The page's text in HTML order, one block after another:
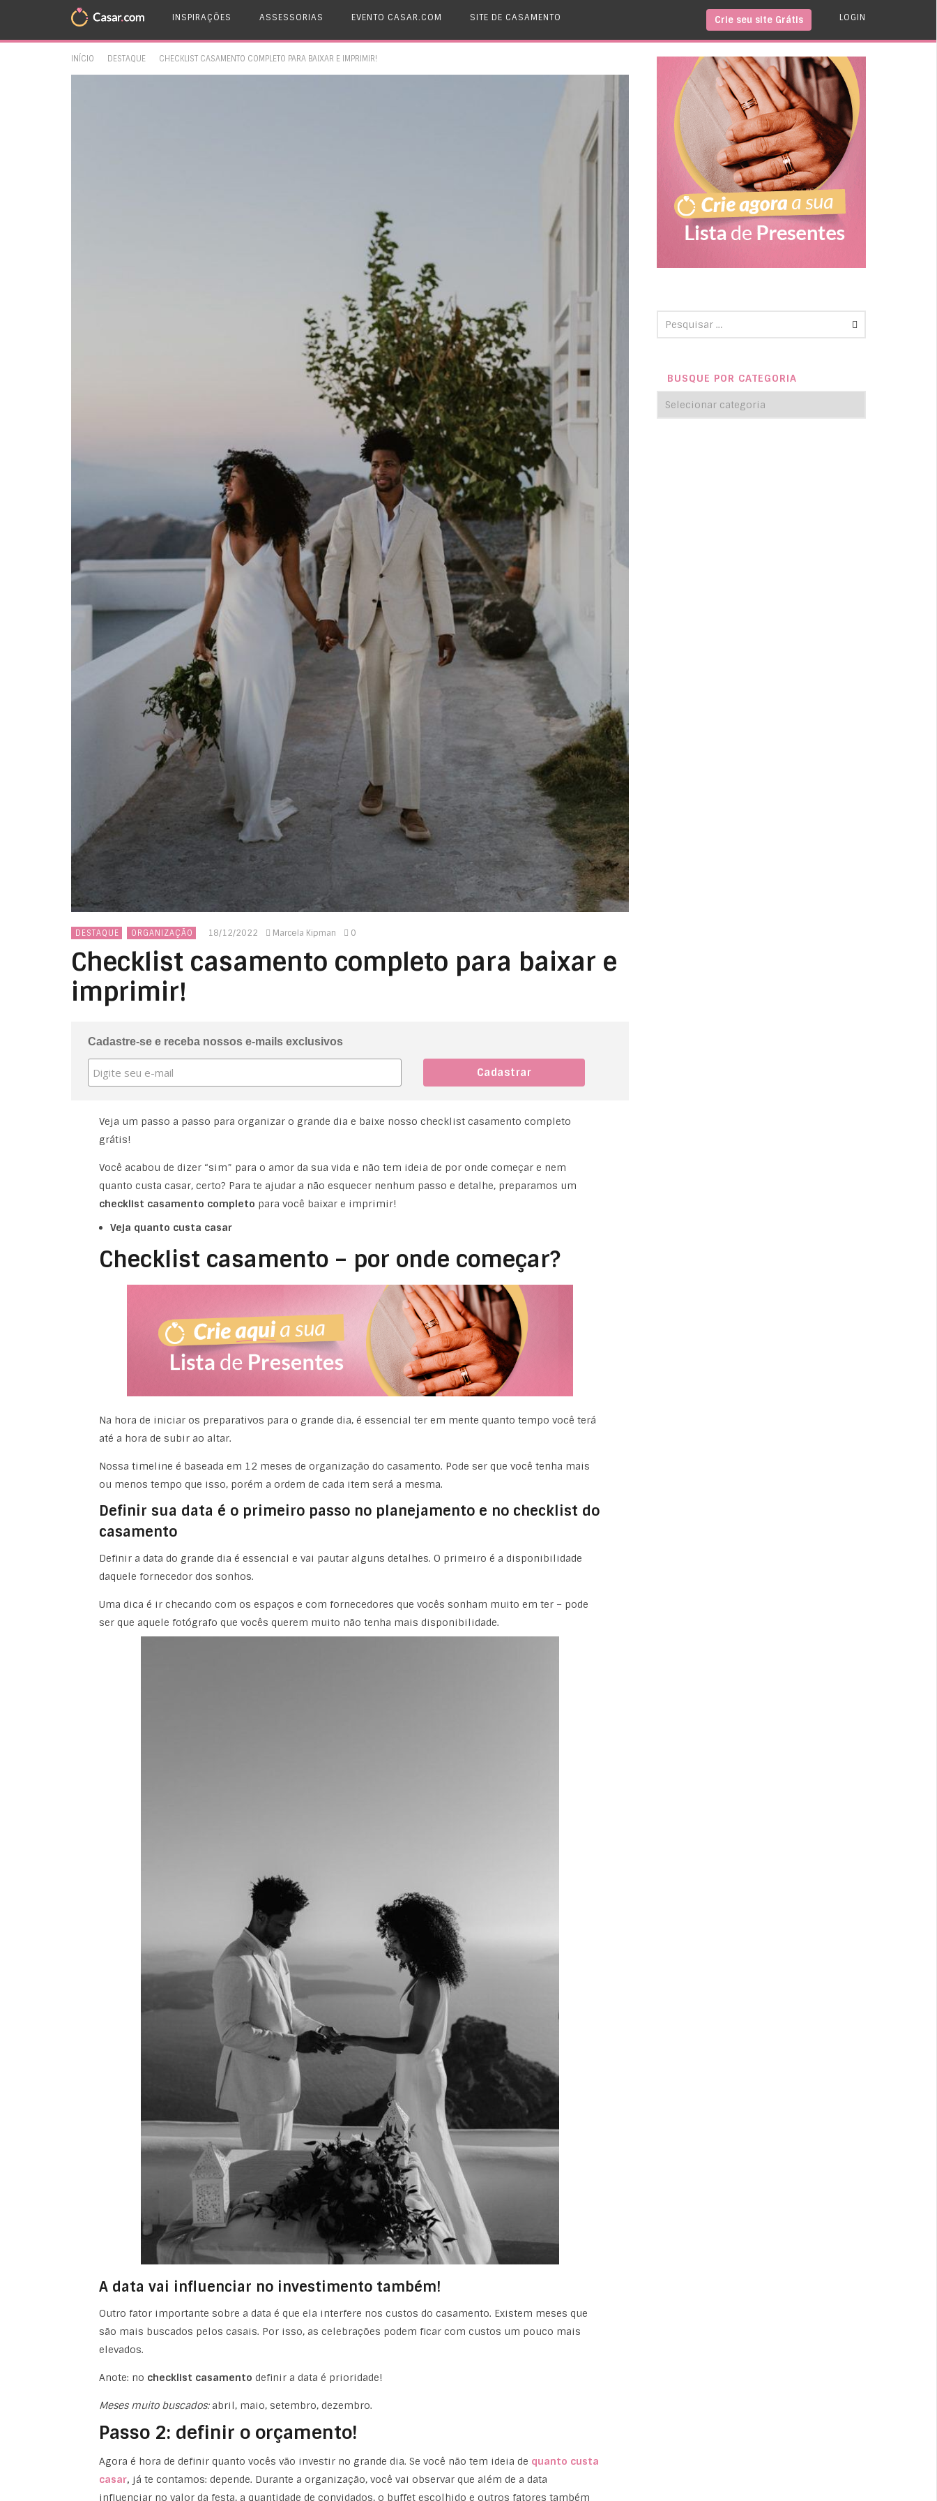
INSPIRAÇÕES ASSESSORIAS EVENTO CASAR.COM SITE DE CASAMENTO LOGIN
Crie seu site Grátis
INÍCIO DESTAQUE CHECKLIST CASAMENTO COMPLETO PARA BAIXAR E IMPRIMIR!
DESTAQUE ORGANIZAÇÃO 18/12/2022 Marcela Kipman 0
Checklist casamento completo para baixar e
imprimir!
Cadastre-se e receba nossos e-mails exclusivos
Veja um passo a passo para organizar o grande dia e baixe nosso checklist casamento completo
grátis!
Você acabou de dizer “sim” para o amor da sua vida e não tem ideia de por onde começar e nem
quanto custa casar, certo? Para te ajudar a não esquecer nenhum passo e detalhe, preparamos um
checklist casamento completo para você baixar e imprimir!
Veja quanto custa casar
Checklist casamento – por onde começar?
Na hora de iniciar os preparativos para o grande dia, é essencial ter em mente quanto tempo você terá
até a hora de subir ao altar.
Nossa timeline é baseada em 12 meses de organização do casamento. Pode ser que você tenha mais
ou menos tempo que isso, porém a ordem de cada item será a mesma.
Definir sua data é o primeiro passo no planejamento e no checklist do
casamento
Definir a data do grande dia é essencial e vai pautar alguns detalhes. O primeiro é a disponibilidade
daquele fornecedor dos sonhos.
Uma dica é ir checando com os espaços e com fornecedores que vocês sonham muito em ter – pode
ser que aquele fotógrafo que vocês querem muito não tenha mais disponibilidade.
A data vai influenciar no investimento também!
Outro fator importante sobre a data é que ela interfere nos custos do casamento. Existem meses que
são mais buscados pelos casais. Por isso, as celebrações podem ficar com custos um pouco mais
elevados.
Anote: no checklist casamento definir a data é prioridade!
Meses muito buscados:abril, maio, setembro, dezembro.
Passo 2: definir o orçamento!
Agora é hora de definir quanto vocês vão investir no grande dia. Se você não tem ideia de quanto custa
casar, já te contamos: depende. Durante a organização, você vai observar que além de a data
influenciar no valor da festa, a quantidade de convidados, o buffet escolhido e outros fatores também
BUSQUE POR CATEGORIA